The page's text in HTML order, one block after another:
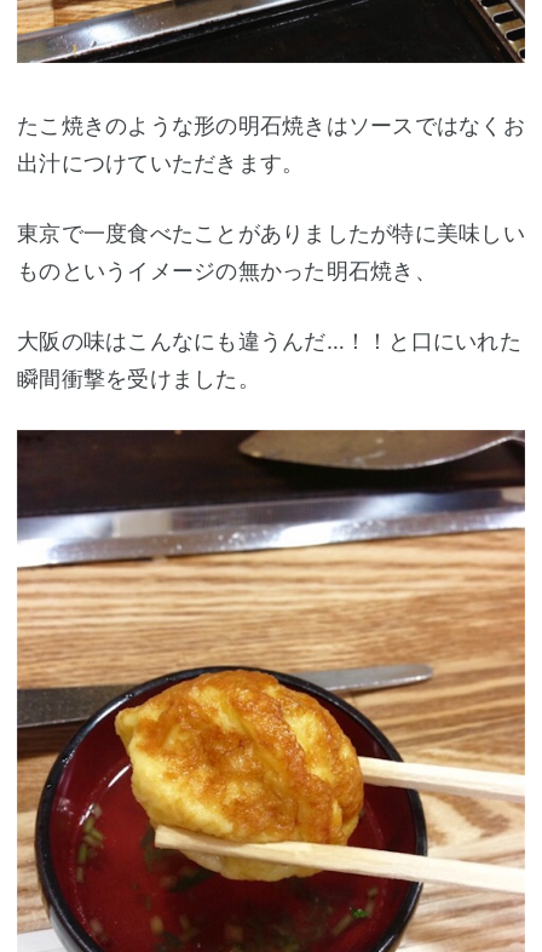
たこ焼きのような形の明石焼きはソースではなくお
出汁につけていただきます。
東京で一度食べたことがありましたが特に美味しい
ものというイメージの無かった明石焼き、
大阪の味はこんなにも違うんだ…！！と口にいれた
瞬間衝撃を受けました。